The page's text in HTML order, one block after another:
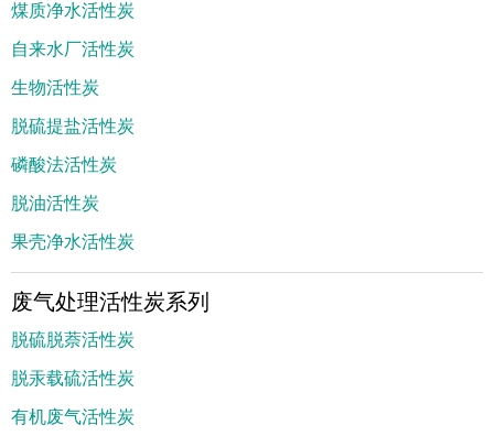
煤质净水活性炭
自来水厂活性炭
生物活性炭
脱硫提盐活性炭
磷酸法活性炭
脱油活性炭
果壳净水活性炭
废气处理活性炭系列
脱硫脱萘活性炭
脱汞载硫活性炭
有机废气活性炭